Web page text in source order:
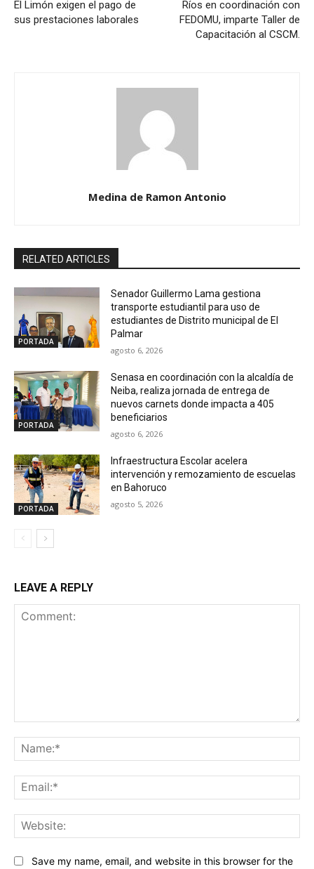
El Limón exigen el pago de
sus prestaciones laborales
Ríos en coordinación con
FEDOMU, imparte Taller de
Capacitación al CSCM.
Medina de Ramon Antonio
RELATED ARTICLES
PORTADA
Senador Guillermo Lama gestiona
transporte estudiantil para uso de
estudiantes de Distrito municipal de El
Palmar
agosto 6, 2026
PORTADA
Senasa en coordinación con la alcaldía de
Neiba, realiza jornada de entrega de
nuevos carnets donde impacta a 405
beneficiarios
agosto 6, 2026
PORTADA
Infraestructura Escolar acelera
intervención y remozamiento de escuelas
en Bahoruco
agosto 5, 2026
LEAVE A REPLY
Save my name, email, and website in this browser for the